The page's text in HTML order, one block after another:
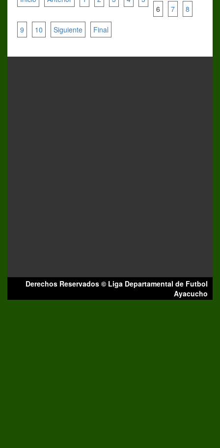
6
7 8
9 10 Siguiente Final
Derechos Reservados © Liga Departamental de Futbol
Ayacucho